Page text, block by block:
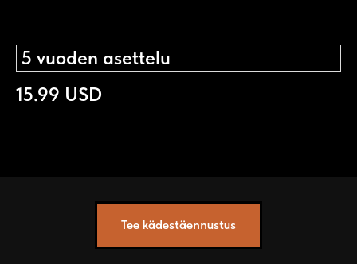
5 vuoden asettelu
15.99 USD
Tee kädestäennustus